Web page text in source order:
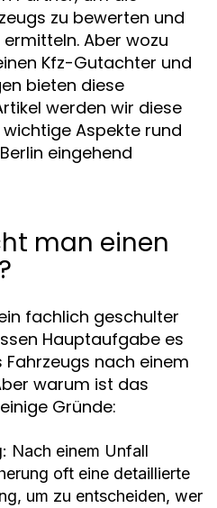
zu bewerten und
Aber wozu
Kfz-Gutachter und
bieten diese
werden wir diese
Aspekte rund
eingehend
man einen
fachlich geschulter
Hauptaufgabe es
nach einem
warum ist das
Gründe:
Nach einem Unfall
oft eine detaillierte
um zu entscheiden, wer